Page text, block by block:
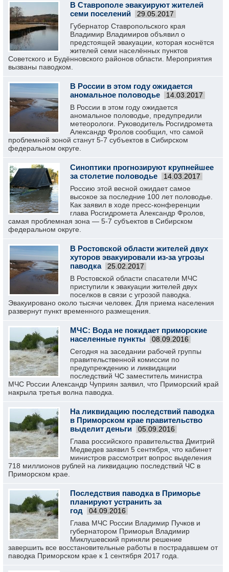
В Ставрополе эвакуируют жителей
семи поселений
29.05.2017
Губернатор Ставропольского края
Владимир Владимиров объявил о
предстоящей эвакуации, которая коснётся
жителей семи населённых пунктов
Советского и Будённовского районов области. Мероприятия
вызваны паводком.
В России в этом году ожидается
аномальное половодье
14.03.2017
В России в этом году ожидается
аномальное половодье, предупредили
метеорологи. Руководитель Росгидромета
Александр Фролов сообщил, что самой
проблемной зоной станут 5-7 субъектов в Сибирском
федеральном округе.
Синоптики прогнозируют крупнейшее
за столетие половодье
14.03.2017
Россию этой весной ожидает самое
высокое за последние 100 лет половодье.
Как заявил в ходе пресс-конференции
глава Росгидромета Александр Фролов,
самая проблемная зона — 5-7 субъектов в Сибирском
федеральном округе.
В Ростовской области жителей двух
хуторов эвакуировали из-за угрозы
паводка
25.02.2017
В Ростовской области спасатели МЧС
приступили к эвакуации жителей двух
поселков в связи с угрозой паводка.
Эвакуировано около тысячи человек. Для приема населения
развернут пункт временного размещения.
МЧС: Вода не покидает приморские
населенные пункты
08.09.2016
Сегодня на заседании рабочей группы
правительственной комиссии по
предупреждению и ликвидации
последствий ЧС заместитель министра
МЧС России Александр Чуприян заявил, что Приморский край
накрыла третья волна паводка.
На ликвидацию последствий паводка
в Приморском крае правительство
выделит деньги
05.09.2016
Глава российского правительства Дмитрий
Медведев заявил 5 сентября, что кабинет
министров рассмотрит вопрос выделения
718 миллионов рублей на ликвидацию последствий ЧС в
Приморском крае.
Последствия паводка в Приморье
планируют устранить за
год
04.09.2016
Глава МЧС России Владимир Пучков и
губернатором Приморья Владимир
Миклушевский приняли решение
завершить все восстановительные работы в пострадавшем от
паводка Приморском крае к 1 сентября 2017 года.